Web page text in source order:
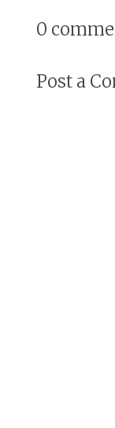
0
Post a